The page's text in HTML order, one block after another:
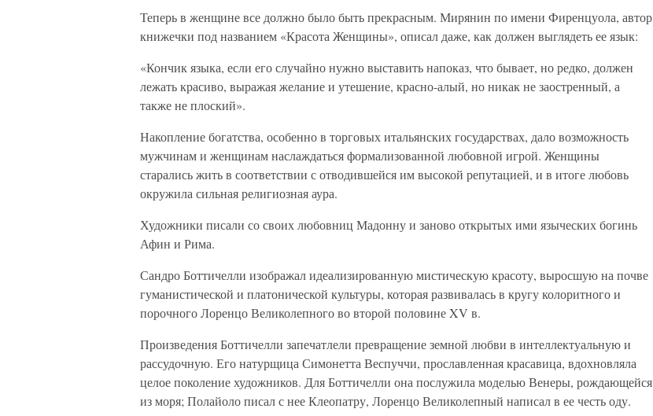
Теперь в женщине все должно было быть прекрасным. Мирянин по имени Фиренцуола, автор
книжечки под названием «Красота Женщины», описал даже, как должен выглядеть ее язык:
«Кончик языка, если его случайно нужно выставить напоказ, что бывает, но редко, должен
лежать красиво, выражая желание и утешение, красно-алый, но никак не заостренный, а
также не плоский».
Накопление богатства, особенно в торговых итальянских государствах, дало возможность
мужчинам и женщинам наслаждаться формализованной любовной игрой. Женщины
старались жить в соответствии с отводившейся им высокой репутацией, и в итоге любовь
окружила сильная религиозная аура.
Художники писали со своих любовниц Мадонну и заново открытых ими языческих богинь
Афин и Рима.
Сандро Боттичелли изображал идеализированную мистическую красоту, выросшую на почве
гуманистической и платонической культуры, которая развивалась в кругу колоритного и
порочного Лоренцо Великолепного во второй половине XV в.
Произведения Боттичелли запечатлели превращение земной любви в интеллектуальную и
рассудочную. Его натурщица Симонетта Веспуччи, прославленная красавица, вдохновляла
целое поколение художников. Для Боттичелли она послужила моделью Венеры, рождающейся
из моря; Полайоло писал с нее Клеопатру, Лоренцо Великолепный написал в ее честь оду.